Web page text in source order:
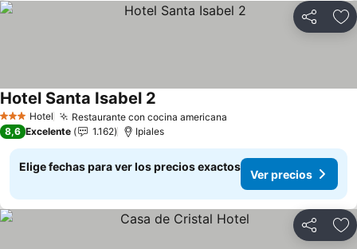
Compartir
3 Estrellas
Hotel Restaurante con cocina americana
Hotel Santa Isabel 2
8,6 Excelente 1.162 Ipiales
Elige fechas para ver los precios exactos
Ver precios
Compartir